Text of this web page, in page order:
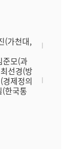
(가천대,
준모(과
선경(방
제정의
한국통